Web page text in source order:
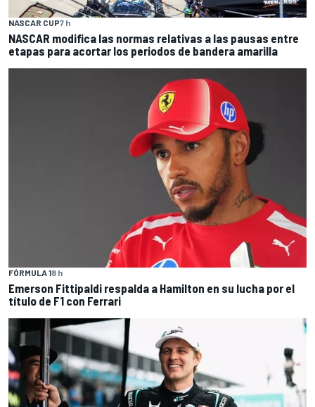
NASCAR CUP7 h
NASCAR modifica las normas relativas a las pausas entre
etapas para acortar los periodos de bandera amarilla
FÓRMULA 18 h
Emerson Fittipaldi respalda a Hamilton en su lucha por el
título de F1 con Ferrari